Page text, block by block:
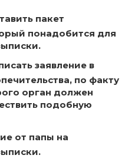
пакет
понадобится для
заявление в
по факту
орган должен
подобную
от папы на